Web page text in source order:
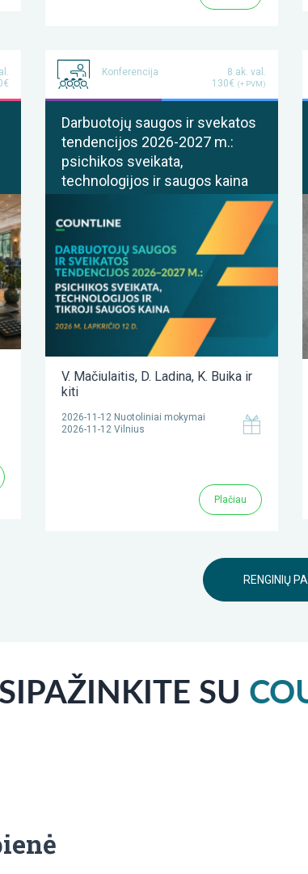
Konferencija
8 ak. val.
130€ (+ PVM)
Darbuotojų saugos ir svekatos
tendencijos 2026-2027 m.:
psichikos sveikata,
technologijos ir saugos kaina
V. Mačiulaitis, D. Ladina, K. Buikair
kiti
2026-11-12 Nuotoliniai mokymai
2026-11-12 Vilnius
Plačiau
RENGINIŲ
SU